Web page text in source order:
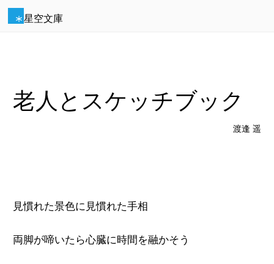
星空文庫
老人とスケッチブック
渡逢 遥
見慣れた景色に見慣れた手相
両脚が啼いたら心臓に時間を融かそう